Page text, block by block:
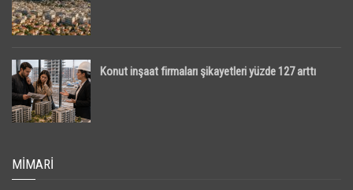
Konut inşaat firmaları şikayetleri yüzde 127 arttı
MIMARI